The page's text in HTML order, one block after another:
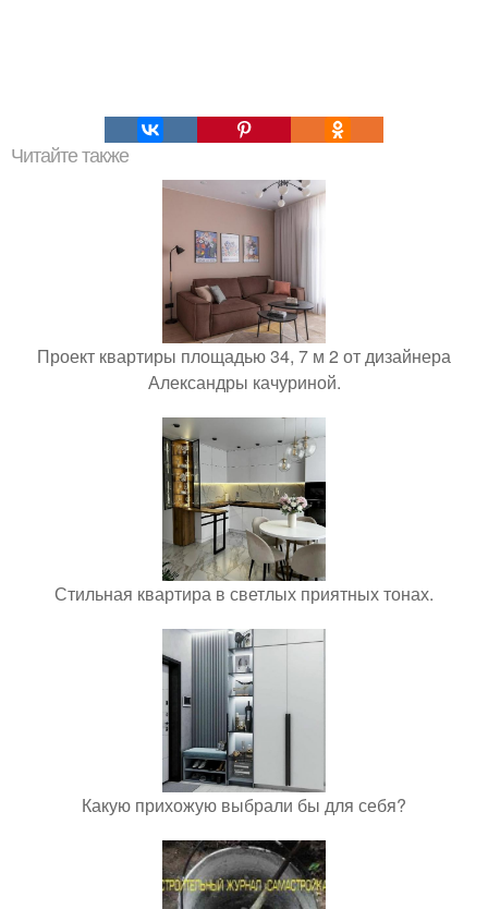
Читайте также
Проект квартиры площадью 34, 7 м 2 от дизайнера
Александры качуриной.
Стильная квартира в светлых приятных тонах.
Какую прихожую выбрали бы для себя?